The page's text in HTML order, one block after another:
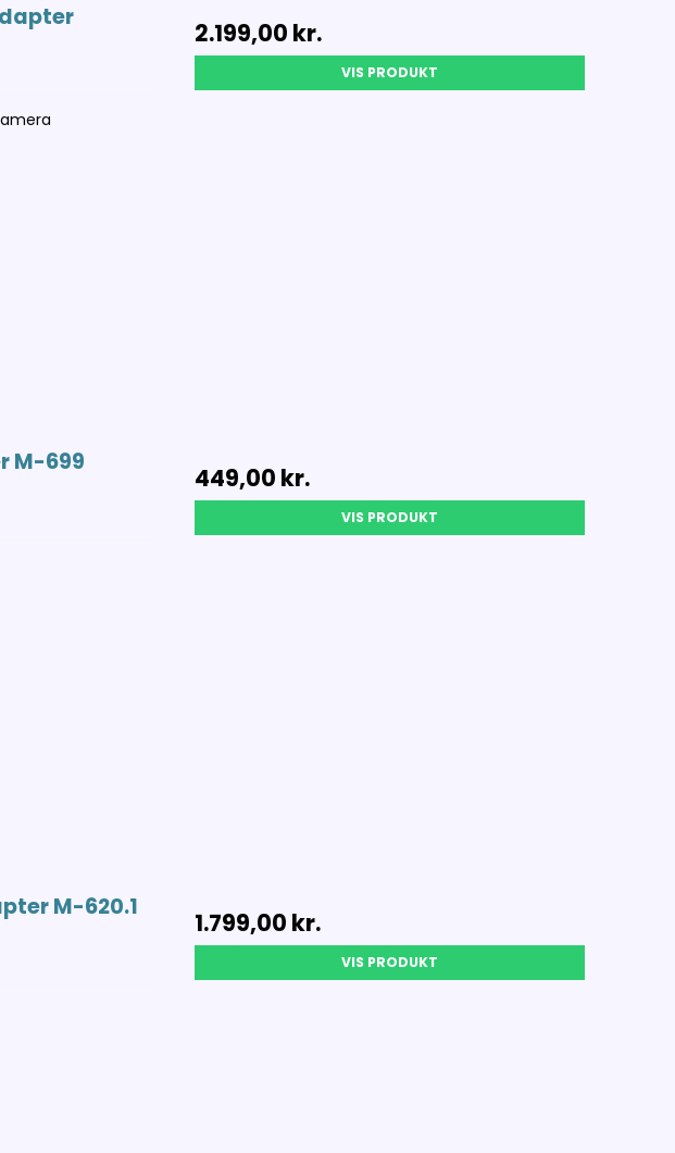
2.199,00 kr.
VIS PRODUKT
M-699
449,00 kr.
VIS PRODUKT
M-620.1
1.799,00 kr.
VIS PRODUKT